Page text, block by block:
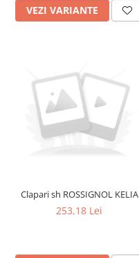
VEZI VARIANTE
Clapari sh ROSSIGNOL KELIA
253,18 Lei